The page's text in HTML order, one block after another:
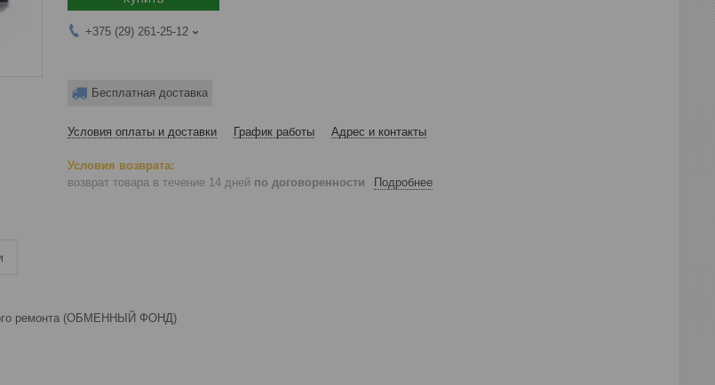
+375 (29) 261-25-12
Бесплатная доставка
Условия оплаты и доставки График работы Адрес и контакты
возврат товара в течение 14 дней по договоренности Подробнее
ремонта (ОБМЕННЫЙ ФОНД)